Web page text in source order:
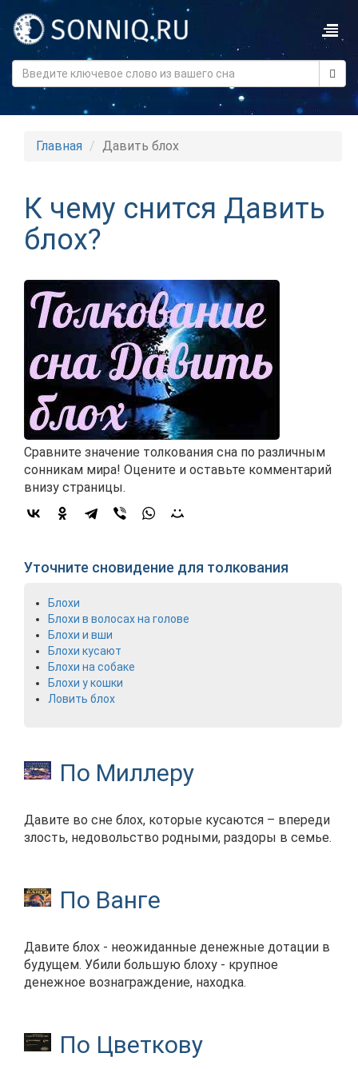
Главная Давить блох
К чему снится Давить
блох?
Сравните значение толкования сна по различным
сонникам мира! Оцените и оставьте комментарий
внизу страницы.
Уточните сновидение для толкования
Блохи
Блохи в волосах на голове
Блохи и вши
Блохи кусают
Блохи на собаке
Блохи у кошки
Ловить блох
По Миллеру
Давите во сне блох, которые кусаются – впереди
злость, недовольство родными, раздоры в семье.
По Ванге
Давите блох - неожиданные денежные дотации в
будущем. Убили большую блоху - крупное
денежное вознаграждение, находка.
По Цветкову